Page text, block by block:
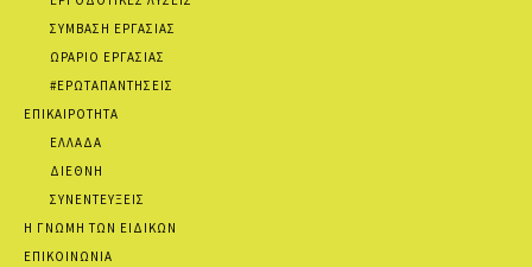
ΣΥΜΒΑΣΗ ΕΡΓΑΣΙΑΣ
ΩΡΑΡΙΟ ΕΡΓΑΣΙΑΣ
#ΕΡΩΤΑΠΑΝΤΗΣΕΙΣ
ΕΠΙΚΑΙΡΟΤΗΤΑ
ΕΛΛΑΔΑ
ΔΙΕΘΝΗ
ΣΥΝΕΝΤΕΥΞΕΙΣ
Η ΓΝΩΜΗ ΤΩΝ ΕΙΔΙΚΩΝ
ΕΠΙΚΟΙΝΩΝΙΑ